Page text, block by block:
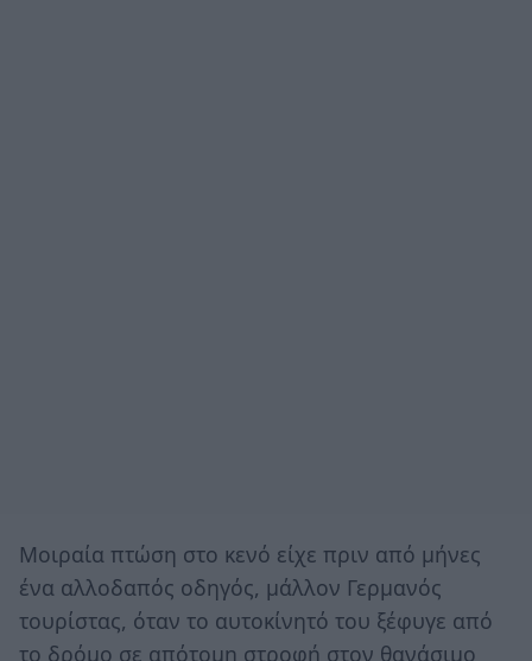
Μοιραία πτώση στο κενό είχε πριν από μήνες
ένα αλλοδαπός οδηγός, μάλλον Γερμανός
τουρίστας, όταν το αυτοκίνητό του ξέφυγε από
το δρόμο σε απότομη στροφή στον θανάσιμο